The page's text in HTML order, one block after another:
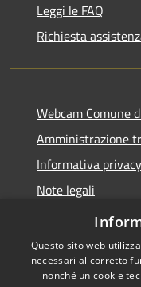
Leggi le FAQ
Richiesta
Webcam Comune
Amministrazione
Informativa privacy
Note legali
Dichiarazione di
Questo sito web
necessari al corretto
nonché un cookie